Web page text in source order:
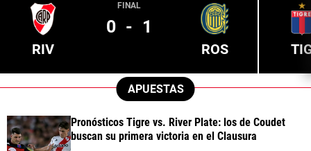
RIV
FINAL
0 - 1
ROS
APUESTAS
Pronósticos Tigre vs. River Plate: los de Coudet
buscan su primera victoria en el Clausura